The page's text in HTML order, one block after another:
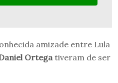
amizade entre Lula
Ortegativeram de ser